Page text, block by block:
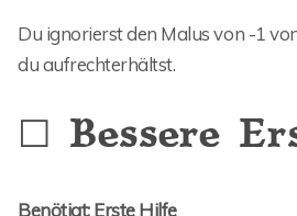
Du ignorierst den Malus von -1
du aufrechterhältst.
☐ Bessere
Benötigt: Erste Hilfe